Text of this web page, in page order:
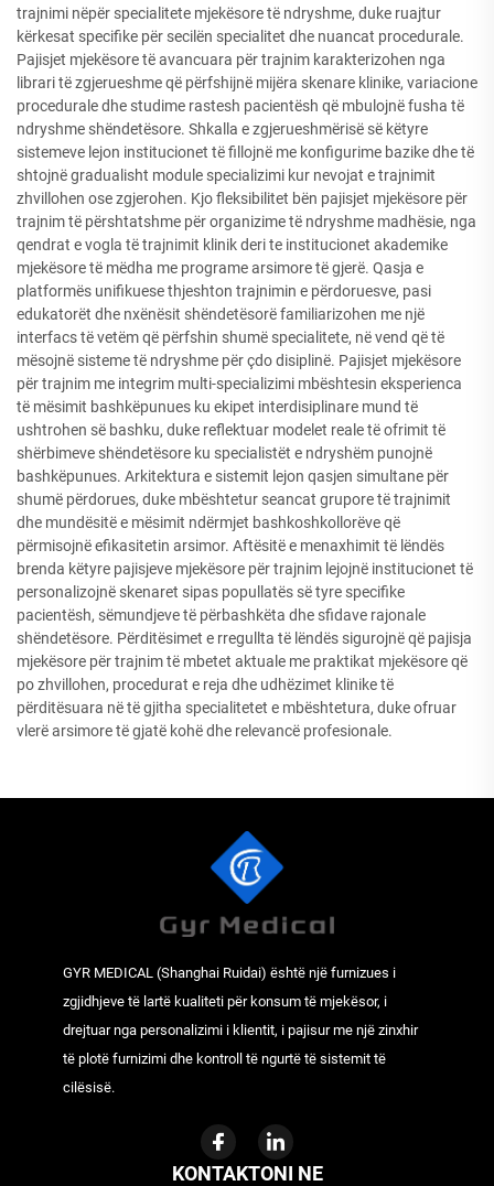
trajnimi nëpër specialitete mjekësore të ndryshme, duke ruajtur
kërkesat specifike për secilën specialitet dhe nuancat procedurale.
Pajisjet mjekësore të avancuara për trajnim karakterizohen nga
librari të zgjerueshme që përfshijnë mijëra skenare klinike, variacione
procedurale dhe studime rastesh pacientësh që mbulojnë fusha të
ndryshme shëndetësore. Shkalla e zgjerueshmërisë së këtyre
sistemeve lejon institucionet të fillojnë me konfigurime bazike dhe të
shtojnë gradualisht module specializimi kur nevojat e trajnimit
zhvillohen ose zgjerohen. Kjo fleksibilitet bën pajisjet mjekësore për
trajnim të përshtatshme për organizime të ndryshme madhësie, nga
qendrat e vogla të trajnimit klinik deri te institucionet akademike
mjekësore të mëdha me programe arsimore të gjerë. Qasja e
platformës unifikuese thjeshton trajnimin e përdoruesve, pasi
edukatorët dhe nxënësit shëndetësorë familiarizohen me një
interfacs të vetëm që përfshin shumë specialitete, në vend që të
mësojnë sisteme të ndryshme për çdo disiplinë. Pajisjet mjekësore
për trajnim me integrim multi-specializimi mbështesin eksperienca
të mësimit bashkëpunues ku ekipet interdisiplinare mund të
ushtrohen së bashku, duke reflektuar modelet reale të ofrimit të
shërbimeve shëndetësore ku specialistët e ndryshëm punojnë
bashkëpunues. Arkitektura e sistemit lejon qasjen simultane për
shumë përdorues, duke mbështetur seancat grupore të trajnimit
dhe mundësitë e mësimit ndërmjet bashkoshkollorëve që
përmisojnë efikasitetin arsimor. Aftësitë e menaxhimit të lëndës
brenda këtyre pajisjeve mjekësore për trajnim lejojnë institucionet të
personalizojnë skenaret sipas popullatës së tyre specifike
pacientësh, sëmundjeve të përbashkëta dhe sfidave rajonale
shëndetësore. Përditësimet e rregullta të lëndës sigurojnë që pajisja
mjekësore për trajnim të mbetet aktuale me praktikat mjekësore që
po zhvillohen, procedurat e reja dhe udhëzimet klinike të
përditësuara në të gjitha specialitetet e mbështetura, duke ofruar
vlerë arsimore të gjatë kohë dhe relevancë profesionale.
GYR MEDICAL (Shanghai Ruidai) është një furnizues i
zgjidhjeve të lartë kualiteti për konsum të mjekësor, i
drejtuar nga personalizimi i klientit, i pajisur me një zinxhir
të plotë furnizimi dhe kontroll të ngurtë të sistemit të
cilësisë.
KONTAKTONI NE